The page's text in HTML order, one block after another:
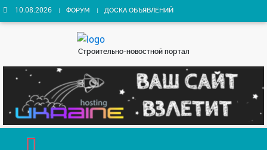
10.08.2026 ФОРУМ ДОСКА ОБЪЯВЛЕНИЙ
Строительно-новостной портал